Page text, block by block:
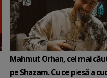
Mahmut Orhan, cel mai
pe Shazam. Cu ce piesă a